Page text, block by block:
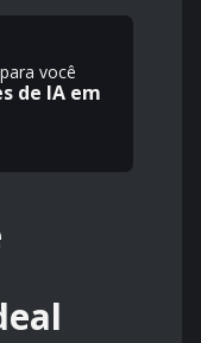
você
de IA em